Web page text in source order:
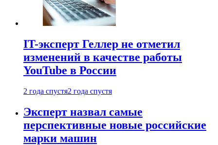
IT-эксперт Геллер не отметил
изменений в качестве работы
YouTube в России
2 года спустя2 года спустя
Эксперт назвал самые
перспективные новые российские
марки машин